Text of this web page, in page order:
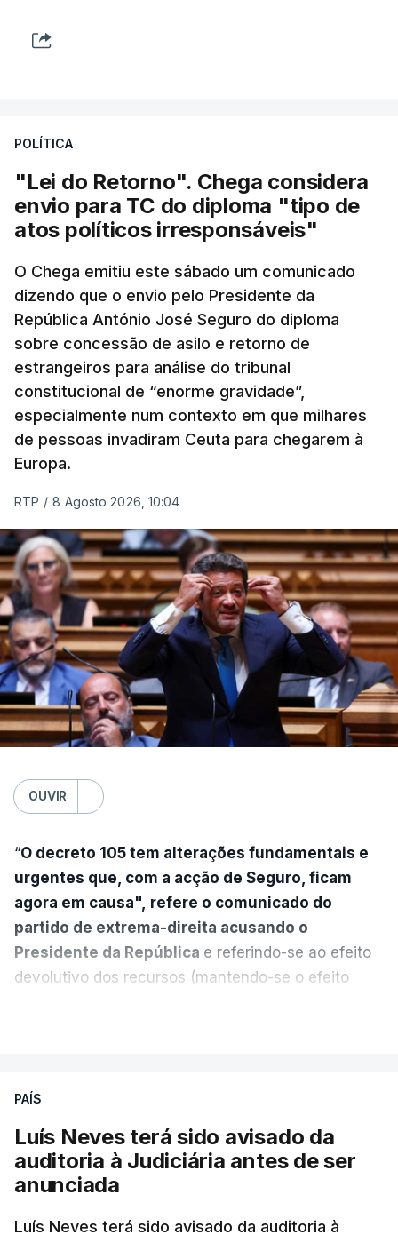
POLÍTICA
"Lei do Retorno". Chega considera
envio para TC do diploma "tipo de
atos políticos irresponsáveis"
O Chega emitiu este sábado um comunicado
dizendo que o envio pelo Presidente da
República António José Seguro do diploma
sobre concessão de asilo e retorno de
estrangeiros para análise do tribunal
constitucional de “enorme gravidade”,
especialmente num contexto em que milhares
de pessoas invadiram Ceuta para chegarem à
Europa.
RTP / 8 Agosto 2026, 10:04
OUVIR
“O decreto 105 tem alterações fundamentais e
urgentes que, com a acção de Seguro, ficam
agora em causa", refere o comunicado do
partido de extrema-direita acusando o
Presidente da República e referindo-se ao efeito
devolutivo dos recursos (mantendo-se o efeito
quanto à possibilidade de expulsar do país
cidadãos adultos em situação ilegal, se
tiverem filhos menores.
prazo de 60 dias, os imigrantes terão que ser
PAÍS
Luís Neves terá sido avisado da
auditoria à Judiciária antes de ser
anunciada
Luís Neves terá sido avisado da auditoria à